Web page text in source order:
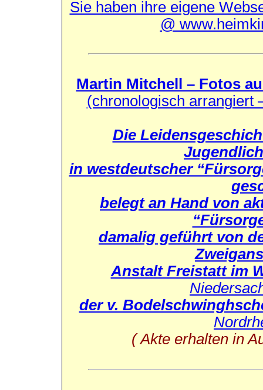
Sie haben ihre eigene
@
Martin Mitchell – Fotos
(chronologisch arrangiert
Die
in westdeutscher
belegt an Hand von
damalig geführt von
Anstalt Freistatt im
der v.
( Akte erhalten in